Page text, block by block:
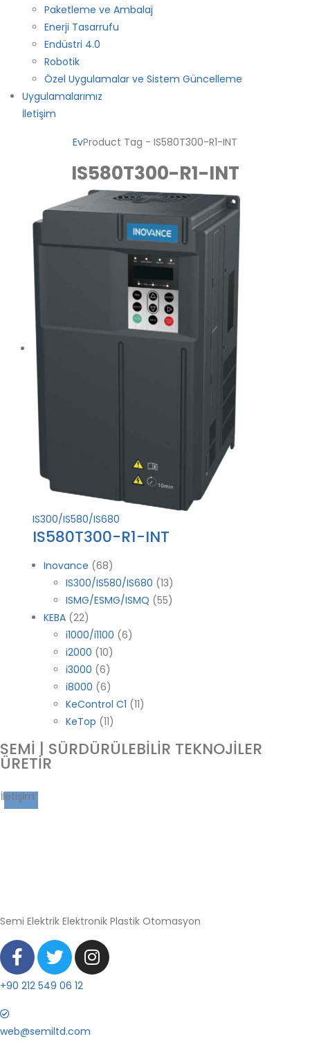
Paketleme ve Ambalaj
Enerji Tasarrufu
Endüstri 4.0
Robotik
Özel Uygulamalar ve Sistem Güncelleme
Uygulamalarımız
İletişim
EvProduct Tag - IS580T300-R1-INT
IS580T300-R1-INT
IS300/IS580/IS680
IS580T300-R1-INT
Inovance 68
IS300/IS580/IS680 13
ISMG/ESMG/ISMQ 55
KEBA 22
i1000/i1100 6
i2000 10
i3000 6
i8000 6
KeControl C1 11
KeTop 11
SEMİ | SÜRDÜRÜLEBİLİR TEKNOJİLER
ÜRETİR
İletişim
Semi Elektrik Elektronik Plastik Otomasyon
+90 212 549 06 12
web@semiltd.com